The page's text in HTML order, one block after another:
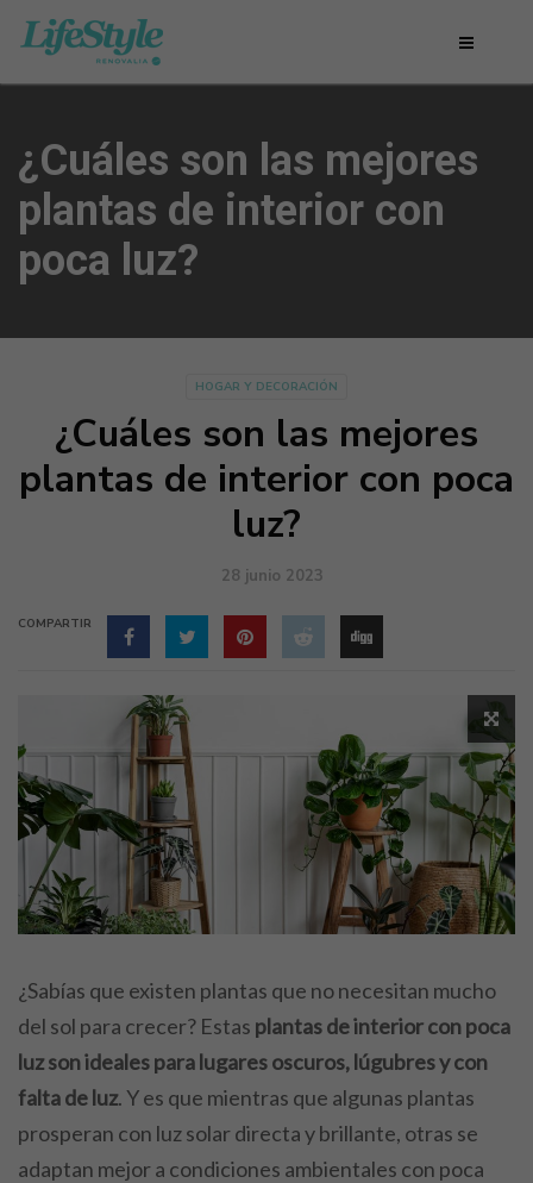
¿Cuáles son las mejores
plantas de interior con
poca luz?
HOGAR Y DECORACIÓN
¿Cuáles son las mejores
plantas de interior con poca
luz?
28 junio 2023
COMPARTIR
¿Sabías que existen plantas que no necesitan mucho
del sol para crecer? Estas plantas de interior con poca
luz son ideales para lugares oscuros, lúgubres y con
falta de luz. Y es que mientras que algunas plantas
prosperan con luz solar directa y brillante, otras se
adaptan mejor a condiciones ambientales con poca